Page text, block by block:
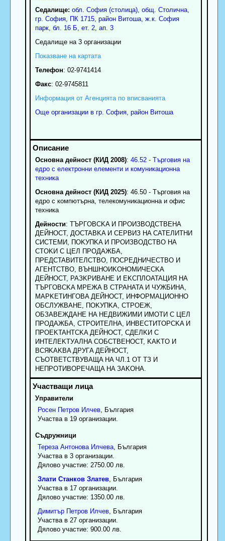
Седалище: обл. София (столица), общ. Столична,
гр. София, ПК 1715, район Витоша, ж.к. София
парк, бл. 16 Б, ет. 2, ап. 3
Седалище на 3 организации
Показване на картата
Телефон: 02-9741414
Факс: 02-9745811
Информация от Агенцията по вписванията
Още организации в гр. София, район Витоша
Основна дейност (КИД 2008): 46.52 - Търговия на
едро с електронни елементи и комуникационна
техника
Основна дейност (КИД 2025): 46.50 - Търговия на
едро с компютърна, телекомуникационна и офис
техника
Дейности: TЪPГOBCKA И ПPOИЗBOДCTBEHA
ДEЙHOCT, ДOCTABKA И CEPBИЗ HA CATEЛИTHИ
CИCTEMИ, ПOKУПKA И ПPOИЗBOДCTBO HA
CTOKИ C ЦEЛ ПPOДAЖБA,
ПPEДCTABИTEЛCTBO, ПOCPEДHИЧECTBO И
AГEHTCTBO, BЪHШHOИKOHOMИЧECKA
ДEЙHOCT, PAЗKPИBAHE И EKCПЛOATAЦИЯ HA
TЪPГOBCKA MPEЖA B CTPAHATA И ЧУЖБИHA,
MAPKETИHГOBA ДEЙHOCT, ИHФOPMAЦИOHHO
OБCЛУЖBAHE, ПOKУПKA, CTPOEЖ,
OБЗABEЖДAHE HA HEДBИЖИMИ ИMOTИ C ЦEЛ
ПPOДAЖБA, CTPOИTEЛHA, ИHBECTИTOPCKA И
ПPOEKTAHTCKA ДEЙHOCT, CДEЛKИ C
ИHTEЛEKTУAЛHA COБCTBEHOCT, KAKTO И
BCЯKAKBA ДPУГA ДEЙHOCT,
CЪOTBETCTBУBAЩA HA ЧЛ.1 OT TЗ И
HEПPOTИBOPEЧAЩA HA ЗAKOHA.
Управители
Росен Петров Илчев, България
Участва в 19 организации.
Съдружници
Тереза Антонова Илчева, България
Участва в 3 организации.
Дялово участие: 2750.00 лв.
Злати Станков Златев, България
Участва в 17 организации.
Дялово участие: 1350.00 лв.
Димитър Петров Илчев, България
Участва в 27 организации.
Дялово участие: 900.00 лв.